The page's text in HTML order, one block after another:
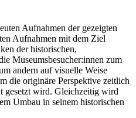
Aufnahmen der gezeigten
Aufnahmen mit dem Ziel
der historischen,
Museumsbesucher:innen zum
andern auf visuelle Weise
die originäre Perspektive zeitlich
gesetzt wird. Gleichzeitig wird
Umbau in seinem historischen